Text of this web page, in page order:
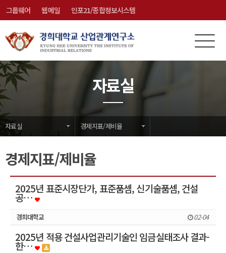
그룹웨어 웹메일 인포21/종합정보시스템
전
체
메
뉴
메
뉴
닫
기
자료실
자료실 경제지표/제비율
경제지표/제비율
2025년 표준시장단가, 표준품셈, 신기술품셈, 건설
공…
경희대학교 02-04
2025년 적용 건설사업관리기술인 임금실태조사 결과-
한…